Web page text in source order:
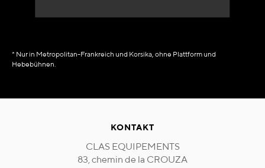
* Nur in Metropolitan-Frankreich und Korsika, ohne Plattform und
Hebebühnen.
KONTAKT
CLAS EQUIPEMENTS
83, chemin de la CROUZA